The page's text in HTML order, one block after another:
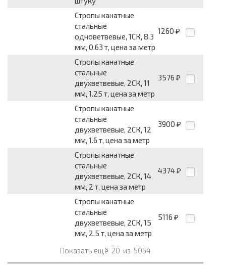
Стропы канатные
стальные
одноветвевые, 1СК, 8.3
мм, 0.63 т, цена за метр
1260 ₽
Стропы канатные
стальные
двухветвевые, 2СК, 11
мм, 1.25 т, цена за метр
3576 ₽
Стропы канатные
стальные
двухветвевые, 2СК, 12
мм, 1.6 т, цена за метр
3900 ₽
Стропы канатные
стальные
двухветвевые, 2СК, 14
мм, 2 т, цена за метр
4374 ₽
Стропы канатные
стальные
двухветвевые, 2СК, 15
мм, 2.5 т, цена за метр
5116 ₽
Показать ещё 20 из 5054